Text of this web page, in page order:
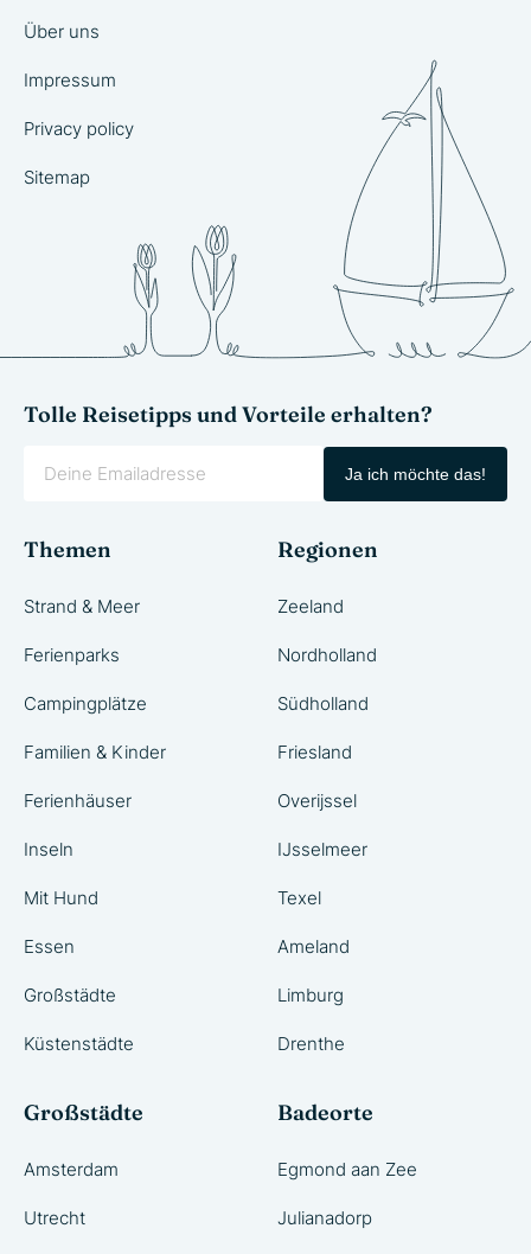
Über uns
Impressum
Privacy policy
Sitemap
Tolle Reisetipps und Vorteile erhalten?
Ja ich möchte das!
Themen
Strand & Meer
Ferienparks
Campingplätze
Familien & Kinder
Ferienhäuser
Inseln
Mit Hund
Essen
Großstädte
Küstenstädte
Regionen
Zeeland
Nordholland
Südholland
Friesland
Overijssel
IJsselmeer
Texel
Ameland
Limburg
Drenthe
Großstädte
Amsterdam
Utrecht
Badeorte
Egmond aan Zee
Julianadorp